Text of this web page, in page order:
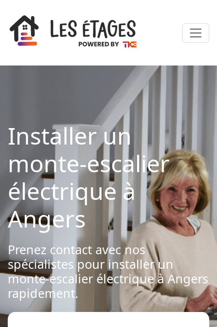
Installer un
monte-escalier
électrique à
Angers
Prenez contact avec nos
spécialistes pour installer un
monte-escalier électrique à Angers
rapidement.